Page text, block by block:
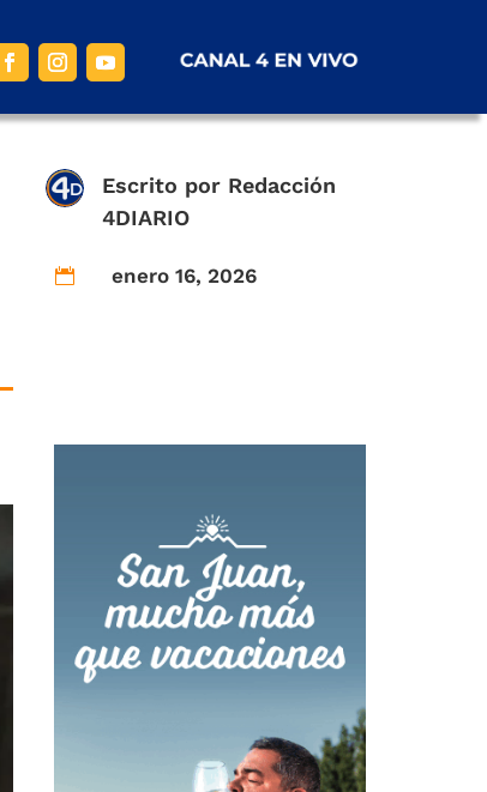
Escrito por Redacción
4DIARIO
 enero 16, 2026